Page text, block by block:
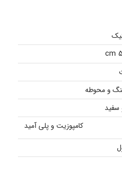
و محوطه
کامپوزیت و پلی آمید